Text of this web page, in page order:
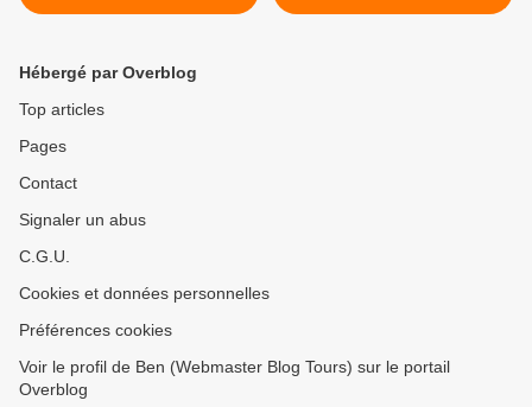
tour
Hébergé par Overblog
Top articles
Pages
Contact
Signaler un abus
C.G.U.
Cookies et données personnelles
Préférences cookies
Voir le profil de Ben (Webmaster Blog Tours) sur le portail
Overblog